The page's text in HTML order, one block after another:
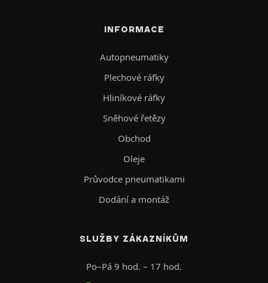
INFORMACE
Autopneumatiky
Plechové ráfky
Hliníkové ráfky
Sněhové řetězy
Obchod
Oleje
Průvodce pneumatikami
Dodání a montáž
SLUŽBY ZÁKAZNÍKŮM
Po–Pá 9 hod. – 17 hod.